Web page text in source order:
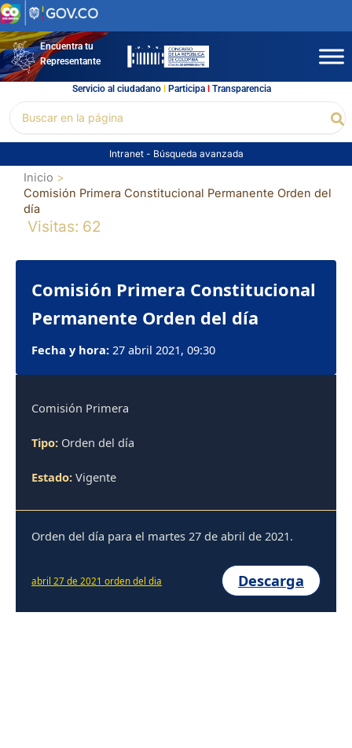
Ir
al
contenidoEncuentra tu
Representante
Servicio al ciudadano l Participal Transparencia
por:
Intranet - Búsqueda avanzada
Inicio
Comisión Primera Constitucional Permanente Orden del
día
Visitas: 62
Comisión Primera Constitucional
Permanente Orden del día
Fecha y hora: 27 abril 2021, 09:30
Comisión Primera
Tipo: Orden del día
Estado: Vigente
Orden del día para el martes 27 de abril de 2021.
abril 27 de 2021 orden del dia Descarga